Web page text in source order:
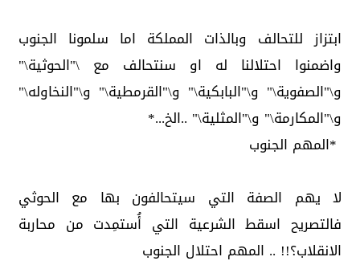
ابتزاز للتحالف وبالذات المملكة اما سلمونا الجنوب
واضمنوا احتلالنا له او سنتحالف مع \"الحوثية\"
و\"الصفوية\" و\"البابكية\" و\"القرمطية\" و\"النخاوله\"
و\"المكارمة\" و\"المثلية\" ..الخ...*
*المهم الجنوب
لا يهم الصفة التي سيتحالفون بها مع الحوثي
فالتصريح اسقط الشرعية التي أُستمِدت من محاربة
الانقلاب؟!! .. المهم احتلال الجنوب